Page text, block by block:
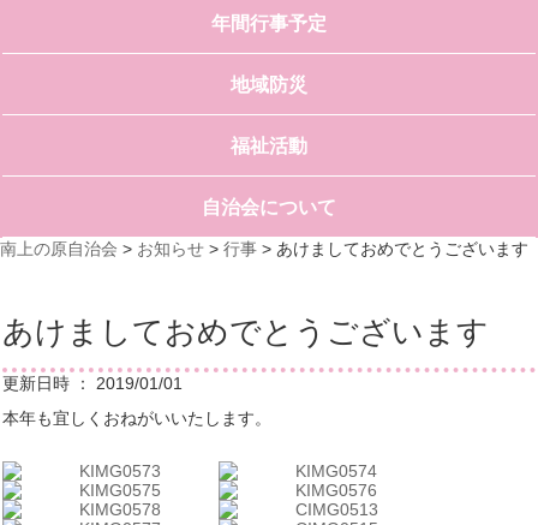
年間行事予定
地域防災
福祉活動
自治会について
南上の原自治会 > お知らせ > 行事 > あけましておめでとうございます
あけましておめでとうございます
更新日時 ： 2019/01/01
本年も宜しくおねがいいたします。